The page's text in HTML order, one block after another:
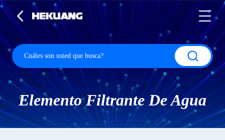
Elemento Filtrante De Agua